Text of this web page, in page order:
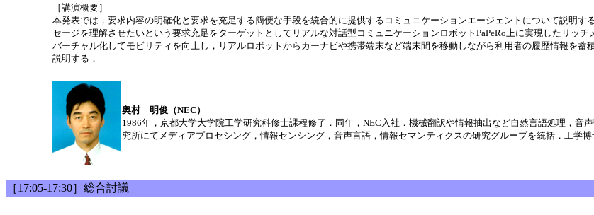
［講演概要］
本発表では，要求内容の明確化と要求を充足する簡便な手段を統合的に提供するコミュニケーションエージェントについて説明
セージを理解させたいという要求充足をターゲットとしてリアルな対話型コミュニケーションロボットPaPeRo上に実現したリッ
バーチャル化してモビリティを向上し，リアルロボットからカーナビや携帯端末など端末間を移動しながら利用者の履歴情報を
説明する．
奥村 明俊（NEC）
1986年，京都大学大学院工学研究科修士課程修了．同年，NEC入社．機械翻訳や情報抽出など自然言語処理，
究所にてメディアプロセシング，情報センシング，音声言語，情報セマンティクスの研究グループを統括．工学博
［17:05-17:30］総合討議